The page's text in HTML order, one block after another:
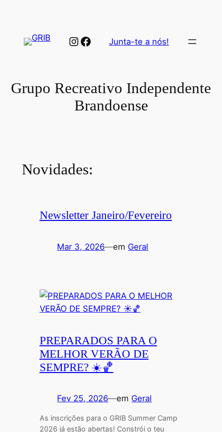
conteúdo
Instagram
FacebookJunta-te a nós!
Grupo Recreativo Independente
Brandoense
Novidades:
Newsletter Janeiro/Fevereiro
Mar 3, 2026—em Geral
PREPARADOS PARA O
MELHOR VERÃO DE
SEMPRE? ☀️🏀
Fev 25, 2026—em Geral
As inscrições para o GRIB Summer Camp
2026 já estão abertas! Constrói o teu